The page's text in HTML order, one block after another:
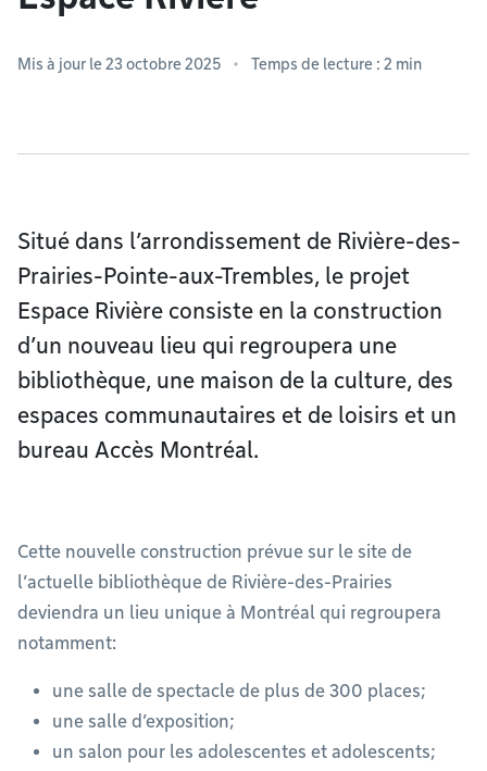
Mis à jour le 23 octobre 2025 Temps de lecture : 2 min
Situé dans l’arrondissement de Rivière-des-
Prairies-Pointe-aux-Trembles, le projet
Espace Rivière consiste en la construction
d’un nouveau lieu qui regroupera une
bibliothèque, une maison de la culture, des
espaces communautaires et de loisirs et un
bureau Accès Montréal.
Cette nouvelle construction prévue sur le site de
l’actuelle bibliothèque de Rivière-des-Prairies
deviendra un lieu unique à Montréal qui regroupera
notamment:
une salle de spectacle de plus de 300 places;
une salle d’exposition;
un salon pour les adolescentes et adolescents;